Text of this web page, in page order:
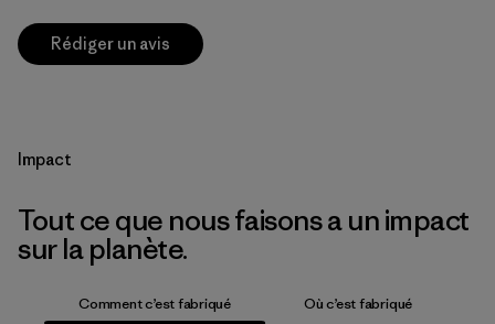
Rédiger un avis
Impact
Tout ce que nous faisons a un impact
sur la planète.
Comment c’est fabriqué Où c’est fabriqué